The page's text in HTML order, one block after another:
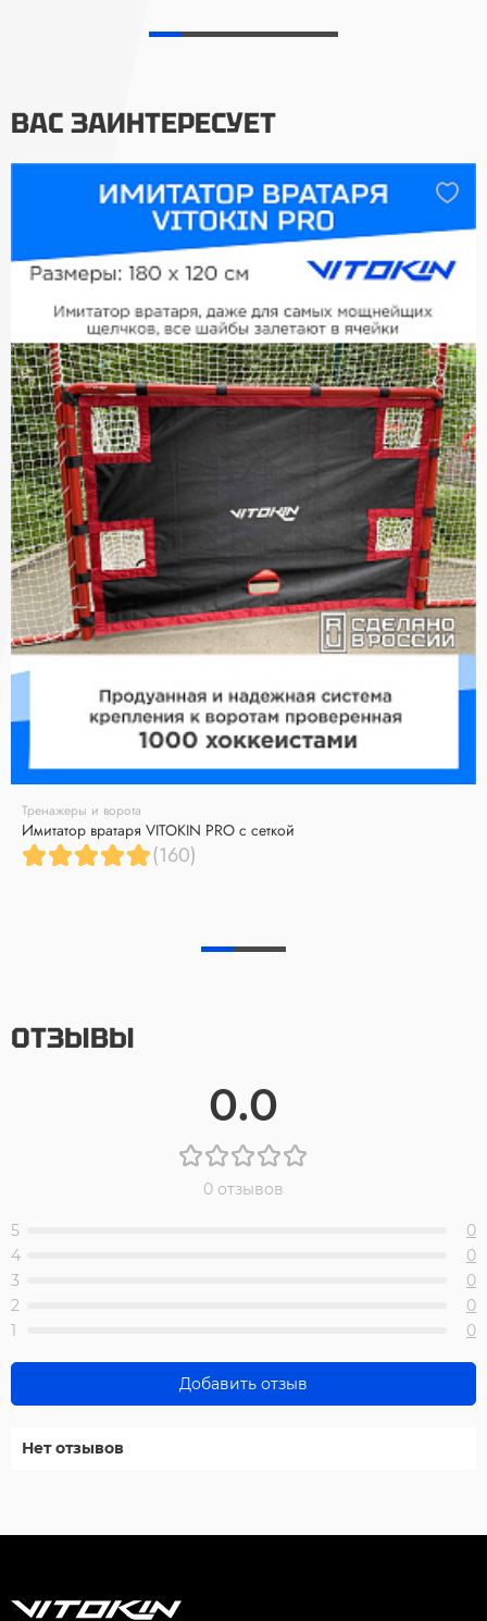
ВАС ЗАИНТЕРЕСУЕТ
Тренажеры и ворота
Имитатор вратаря VITOKIN PRO с сеткой
(160)
ОТЗЫВЫ
0.0
0 отзывов
5
0
4
0
3
0
2
0
1
0
Добавить отзыв
Нет отзывов